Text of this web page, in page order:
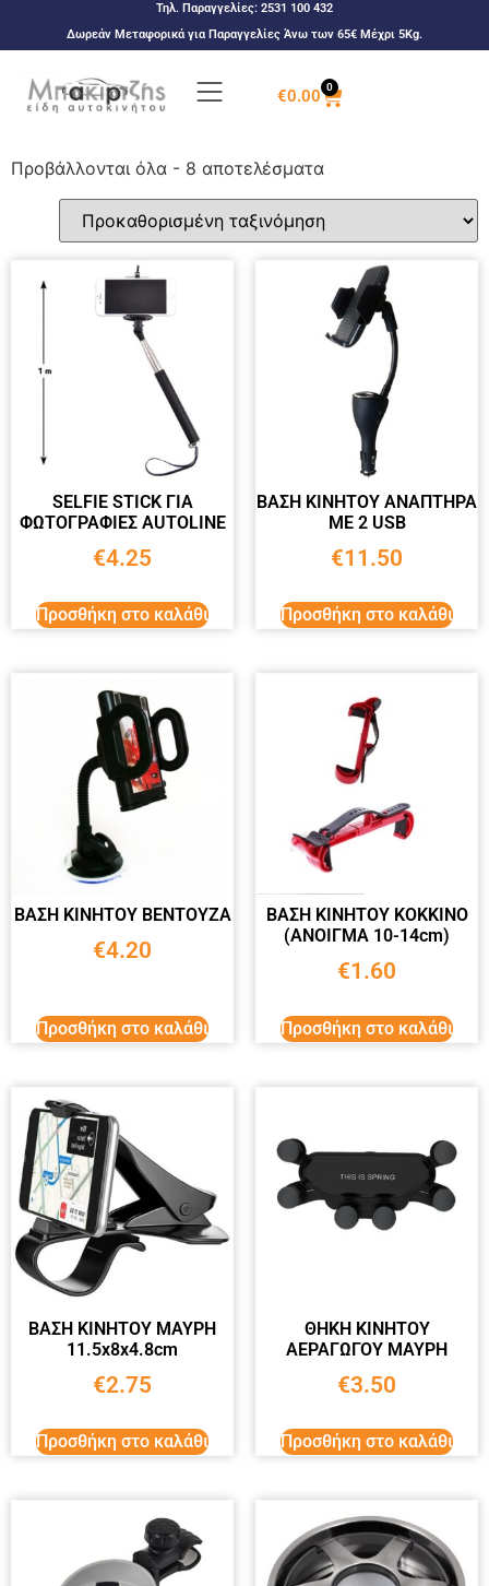
Τηλ. Παραγγελίες: 2531 100 432
Δωρεάν Μεταφορικά για Παραγγελίες Άνω των 65€ Μέχρι 5Kg.
€0.00 0
Προβάλλονται όλα - 8 αποτελέσματα
SELFIE STICK ΓΙΑ
ΦΩΤΟΓΡΑΦΙΕΣ AUTOLINE
€4.25
Προσθήκη στο καλάθι
ΒΑΣΗ ΚΙΝΗΤΟΥ ΑΝΑΠΤΗΡΑ
ΜΕ 2 USB
€11.50
Προσθήκη στο καλάθι
ΒΑΣΗ ΚΙΝΗΤΟΥ ΒΕΝΤΟΥΖΑ
€4.20
Προσθήκη στο καλάθι
ΒΑΣΗ ΚΙΝΗΤΟΥ ΚΟΚΚΙΝΟ
(ΑΝΟΙΓΜΑ 10-14cm)
€1.60
Προσθήκη στο καλάθι
ΒΑΣΗ ΚΙΝΗΤΟΥ ΜΑΥΡΗ
11.5x8x4.8cm
€2.75
Προσθήκη στο καλάθι
ΘΗΚΗ ΚΙΝΗΤΟΥ
ΑΕΡΑΓΩΓΟΥ ΜΑΥΡΗ
€3.50
Προσθήκη στο καλάθι